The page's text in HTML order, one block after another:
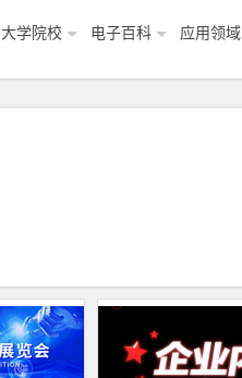
大学院校 电子百科 应用领域